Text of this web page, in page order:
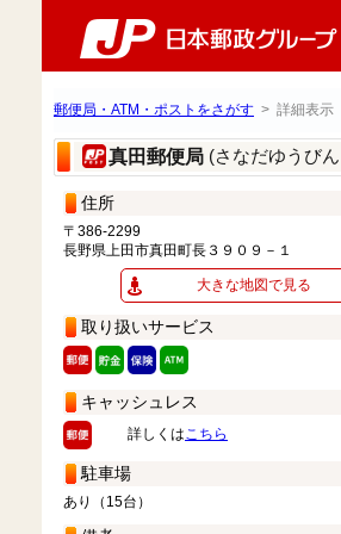
郵便局・ATM・ポストをさがす > 詳細表示
真田郵便局 (さなだゆうび
住所
〒386-2299
長野県上田市真田町長３９０９－１
大きな地図で見る
取り扱いサービス
キャッシュレス
詳しくはこちら
駐車場
あり（15台）